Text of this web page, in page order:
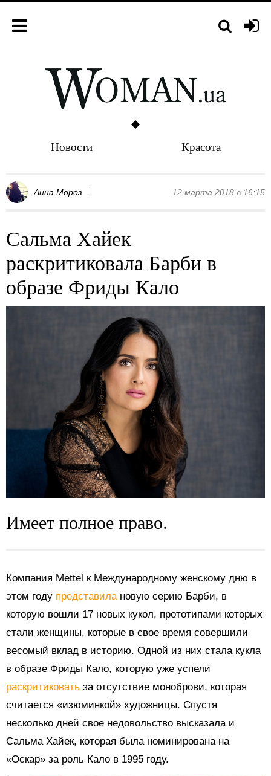
Новости Красота
Анна Мороз 12 марта 2018 в 16:15
Сальма Хайек
раскритиковала Барби в
образе Фриды Кало
Имеет полное право.
Компания Mettel к Международному женскому дню в
этом году представила новую серию Барби, в
которую вошли 17 новых кукол, прототипами которых
стали женщины, которые в свое время совершили
весомый вклад в историю. Одной из них стала кукла
в образе Фриды Кало, которую уже успели
раскритиковать за отсутствие моноброви, которая
считается «изюминкой» художницы. Спустя
несколько дней свое недовольство высказала и
Сальма Хайек, которая была номинирована на
«Оскар» за роль Кало в 1995 году.